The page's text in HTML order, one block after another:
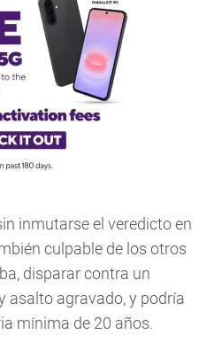
inmutarse el veredicto en
culpable de los otros
disparar contra un
asalto agravado, y podría
mínima de 20 años.